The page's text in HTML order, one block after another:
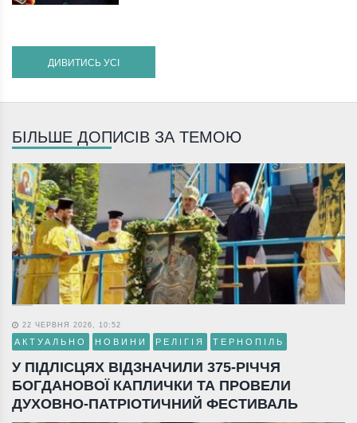
ДИВИТИСЬ УСІ
БІЛЬШЕ ДОПИСІВ ЗА ТЕМОЮ
22 ЧЕРВНЯ 2026, 10:52
АКТУАЛЬНО НОВИНИ РЕЛІГІЯ ТЕРНОПІЛЬ
У ПІДЛІСЦЯХ ВІДЗНАЧИЛИ 375-РІЧЧЯ
БОГДАНОВОЇ КАПЛИЧКИ ТА ПРОВЕЛИ
ДУХОВНО-ПАТРІОТИЧНИЙ ФЕСТИВАЛЬ